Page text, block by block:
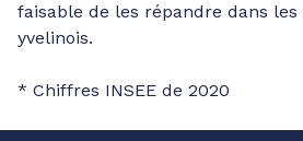
faisable de les répandre dans
yvelinois.
* Chiffres INSEE de 2020